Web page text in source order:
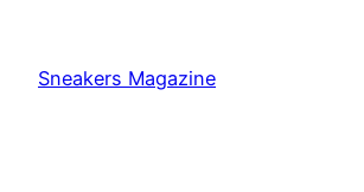
content
Sneakers Magazine